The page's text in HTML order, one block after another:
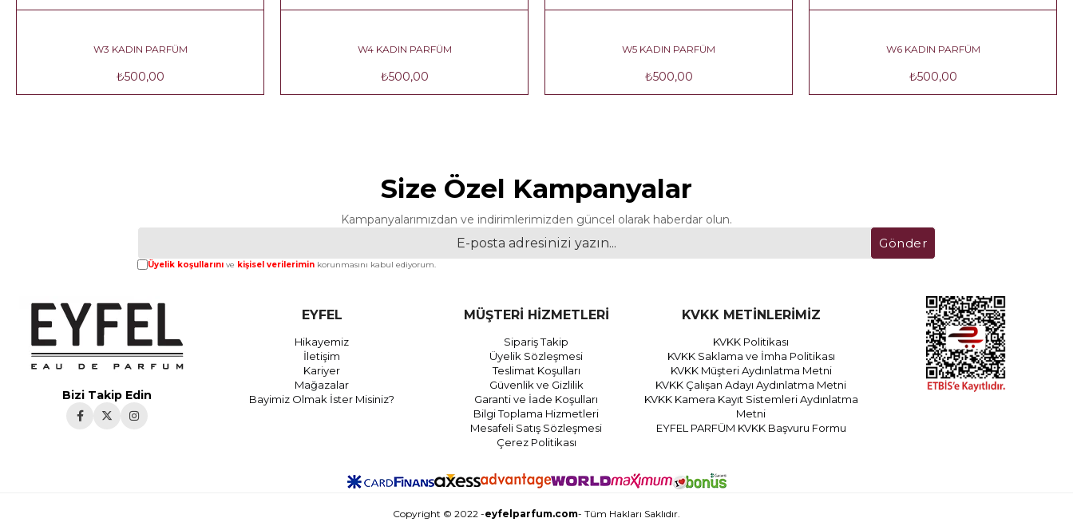
W3 KADIN PARFÜM
₺500,00
W4 KADIN PARFÜM
₺500,00
W5 KADIN PARFÜM
₺500,00
W6 KADIN PARFÜM
₺500,00
Size Özel Kampanyalar
Kampanyalarımızdan ve indirimlerimizden güncel olarak haberdar olun.
Gönder
Üyelik koşullarını ve kişisel verilerimin korunmasını kabul ediyorum.
Bizi Takip Edin
EYFEL
Hikayemiz
İletişim
Kariyer
Mağazalar
Bayimiz Olmak İster Misiniz?
MÜŞTERİ HİZMETLERİ
Sipariş Takip
Üyelik Sözleşmesi
Teslimat Koşulları
Güvenlik ve Gizlilik
Garanti ve İade Koşulları
Bilgi Toplama Hizmetleri
Mesafeli Satış Sözleşmesi
Çerez Politikası
KVKK METİNLERİMİZ
KVKK Politikası
KVKK Saklama ve İmha Politikası
KVKK Müşteri Aydınlatma Metni
KVKK Çalışan Adayı Aydınlatma Metni
KVKK Kamera Kayıt Sistemleri Aydınlatma
Metni
EYFEL PARFÜM KVKK Başvuru Formu
Copyright © 2022 -eyfelparfum.com- Tüm Hakları Saklıdır.